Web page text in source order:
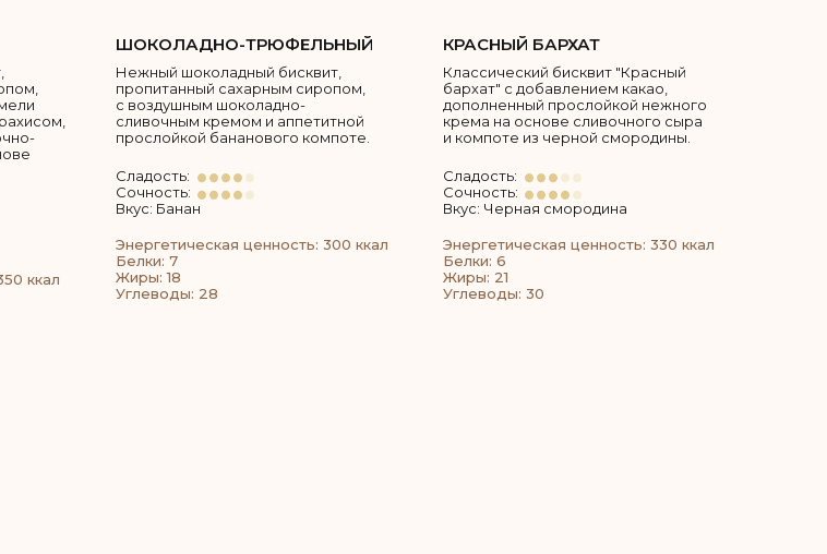
ккал
Нежный шоколадный бисквит,
пропитанный сахарным сиропом,
с воздушным шоколадно-
сливочным кремом и аппетитной
прослойкой бананового компоте.
Энергетическая ценность: 300 ккал
Белки: 7
Жиры: 18
Углеводы: 28
Энергетическая ценность: 330 ккал
Белки: 6
Жиры: 21
Углеводы: 30
Классический бисквит "Красный
бархат" с добавлением какао,
дополненный прослойкой нежного
крема на основе сливочного сыра
и компоте из черной смородины.
ШОКОЛАДНО-ТРЮФЕЛЬНЫЙ КРАСНЫЙ БАРХАТ
Сладость:
Сочность:
Вкус: Черная смородина
Сладость:
Сочность:
Вкус: Банан